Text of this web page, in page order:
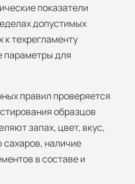
показатели
допустимых
к техрегламенту
параметры для
правил проверяется
образцов
запах, цвет, вкус,
наличие
в составе и